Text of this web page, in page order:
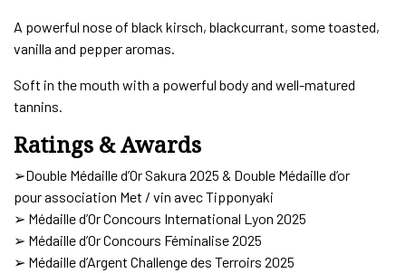
A powerful nose of black kirsch, blackcurrant, some toasted,
vanilla and pepper aromas.
Soft in the mouth with a powerful body and well-matured
tannins.
Ratings & Awards
➢Double Médaille d’Or Sakura 2025 & Double Médaille d’or
pour association Met / vin avec Tipponyaki
➢ Médaille d’Or Concours International Lyon 2025
➢ Médaille d’Or Concours Féminalise 2025
➢ Médaille d’Argent Challenge des Terroirs 2025